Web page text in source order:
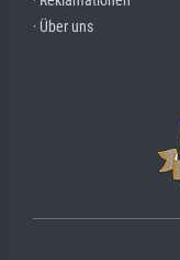
· Über uns